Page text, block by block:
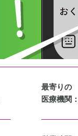
最寄りの
医療機関：